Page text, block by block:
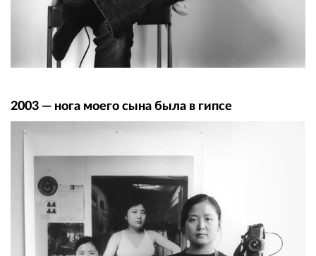
2003 — нога моего сына была в гипсе